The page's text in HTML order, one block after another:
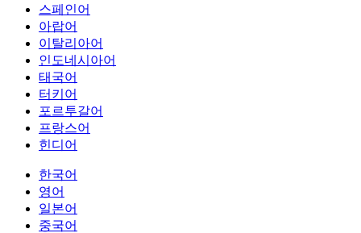
스페인어
아랍어
이탈리아어
인도네시아어
태국어
터키어
포르투갈어
프랑스어
힌디어
한국어
영어
일본어
중국어